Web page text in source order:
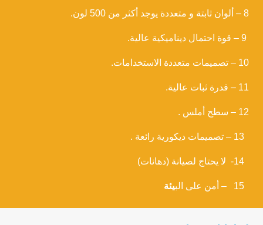
8 – ألوان ثابتة و متعددة يوجد أكثر من 500 لون.
10 – تصميمات متعددة الاستخدامات.
11 – قدرة ثبات عالية.
12 – سطح أملس .
يئة